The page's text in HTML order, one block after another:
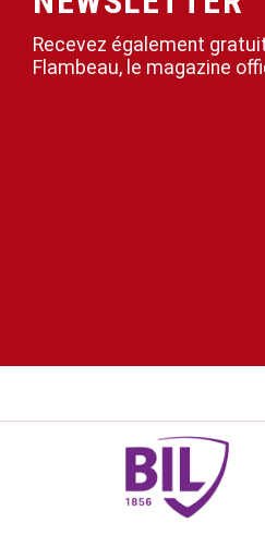
Recevez également
Flambeau, le magazine